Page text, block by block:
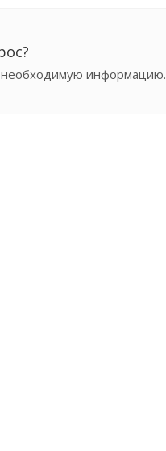
необходимую информацию.